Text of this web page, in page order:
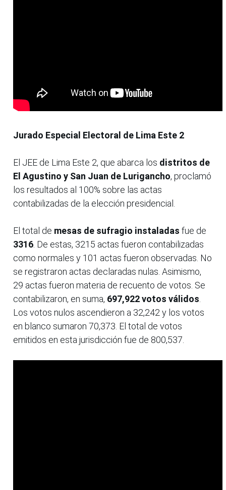
Jurado Especial Electoral de Lima Este 2
El JEE de Lima Este 2, que abarca los distritos de
El Agustino y San Juan de Lurigancho, proclamó
los resultados al 100% sobre las actas
contabilizadas de la elección presidencial.
El total de mesas de sufragio instaladas fue de
3316 . De estas, 3215 actas fueron contabilizadas
como normales y 101 actas fueron observadas. No
se registraron actas declaradas nulas. Asimismo,
29 actas fueron materia de recuento de votos. Se
contabilizaron, en suma, 697,922 votos válidos
Los votos nulos ascendieron a 32,242 y los votos
en blanco sumaron 70,373. El total de votos
emitidos en esta jurisdicción fue de 800,537.